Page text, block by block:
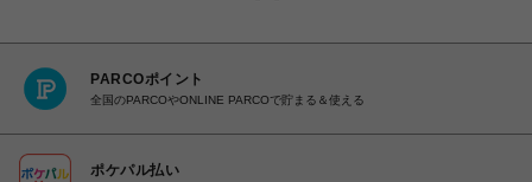
PARCOポイント
全国のPARCOやONLINE PARCOで貯まる＆使える
ポケパル払い